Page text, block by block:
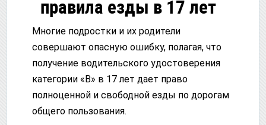
правила езды в 17 лет
Многие подростки и их родители
совершают опасную ошибку, полагая, что
получение водительского удостоверения
категории «B» в 17 лет дает право
полноценной и свободной езды по дорогам
общего пользования.